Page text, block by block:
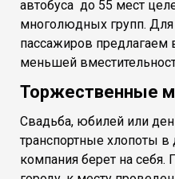
автобуса до 55 мест
многолюдных групп.
пассажиров предлагаем
меньшей
Торжественные
Свадьба, юбилей или
транспортные хлопоты
компания берет на себя.